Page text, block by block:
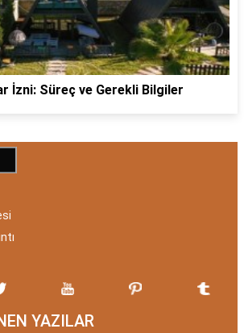
İzni: Süreç ve Gerekli Bilgiler
YAZILAR